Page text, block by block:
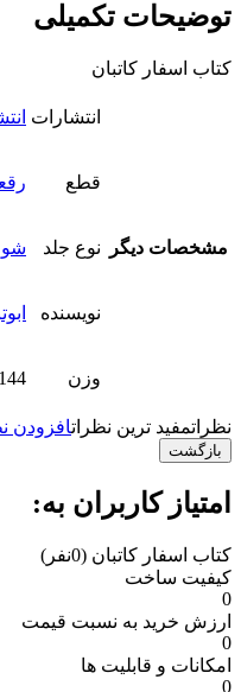
توضیحات تکمیلی
کتاب اسفار کاتبان
مشخصات دیگر
انتشارات
قطع
نوع جلد
نویسنده
وزن 144 کیلوگرم
نظراتمفید ترین نظراتافزودن
بازگشت
امتیاز کاربران به:
کتاب اسفار کاتبان (0نفر)
کیفیت ساخت
0
ارزش خرید به نسبت قیمت
0
امکانات و قابلیت ها
0